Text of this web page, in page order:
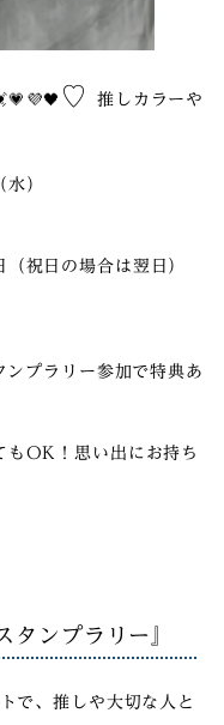
♡推しカラーや
水）
の場合は翌日）
ラリー参加で特典あ
OK！思い出にお持ち
タンプラリー』
で、推しや大切な人と